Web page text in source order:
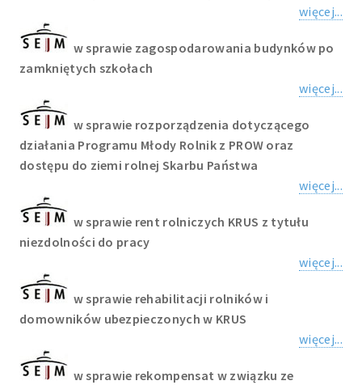
więcej...
w sprawie zagospodarowania budynków po
zamkniętych szkołach
więcej...
w sprawie rozporządzenia dotyczącego
działania Programu Młody Rolnik z PROW oraz
dostępu do ziemi rolnej Skarbu Państwa
więcej...
w sprawie rent rolniczych KRUS z tytułu
niezdolności do pracy
więcej...
w sprawie rehabilitacji rolników i
domowników ubezpieczonych w KRUS
więcej...
w sprawie rekompensat w związku ze